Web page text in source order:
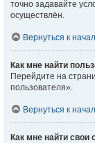
точно задавайте
осуществлён.
Вернуться к
Как мне найти
Перейдите на
пользователя».
Вернуться к
Как мне найти